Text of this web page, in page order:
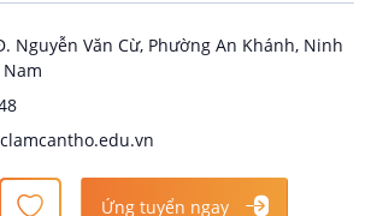
Ứng tuyển ngay
(QA/QC)
1
Nguyễn Văn Cừ, Phường An Khánh, Ninh
Nam
Việc làm Cần Thơ